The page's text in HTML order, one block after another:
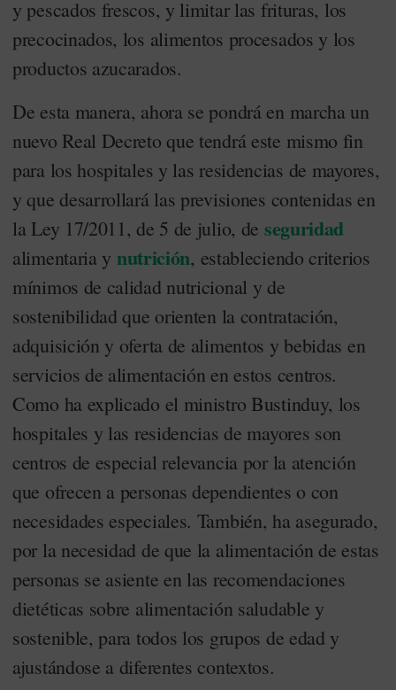
y pescados frescos, y limitar las frituras, los
precocinados, los alimentos procesados y los
productos azucarados.
De esta manera, ahora se pondrá en marcha un
nuevo Real Decreto que tendrá este mismo fin
para los hospitales y las residencias de mayores,
y que desarrollará las previsiones contenidas en
la Ley 17/2011, de 5 de julio, de seguridad
alimentaria y nutrición, estableciendo criterios
mínimos de calidad nutricional y de
sostenibilidad que orienten la contratación,
adquisición y oferta de alimentos y bebidas en
servicios de alimentación en estos centros.
Como ha explicado el ministro Bustinduy, los
hospitales y las residencias de mayores son
centros de especial relevancia por la atención
que ofrecen a personas dependientes o con
necesidades especiales. También, ha asegurado,
por la necesidad de que la alimentación de estas
personas se asiente en las recomendaciones
dietéticas sobre alimentación saludable y
sostenible, para todos los grupos de edad y
ajustándose a diferentes contextos.